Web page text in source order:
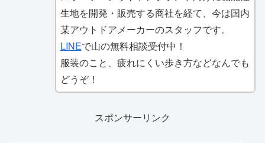
生地を開発・販売する商社を経て、今は国内
某アウトドアメーカーのスタッフです。
LINEで山の無料相談受付中！
服装のこと、疲れにくい歩き方などなんでも
どうぞ！
スポンサーリンク